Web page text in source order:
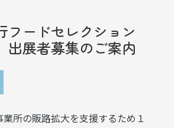
フードセレクション
出展者募集のご案内
所の販路拡大を支援するため１